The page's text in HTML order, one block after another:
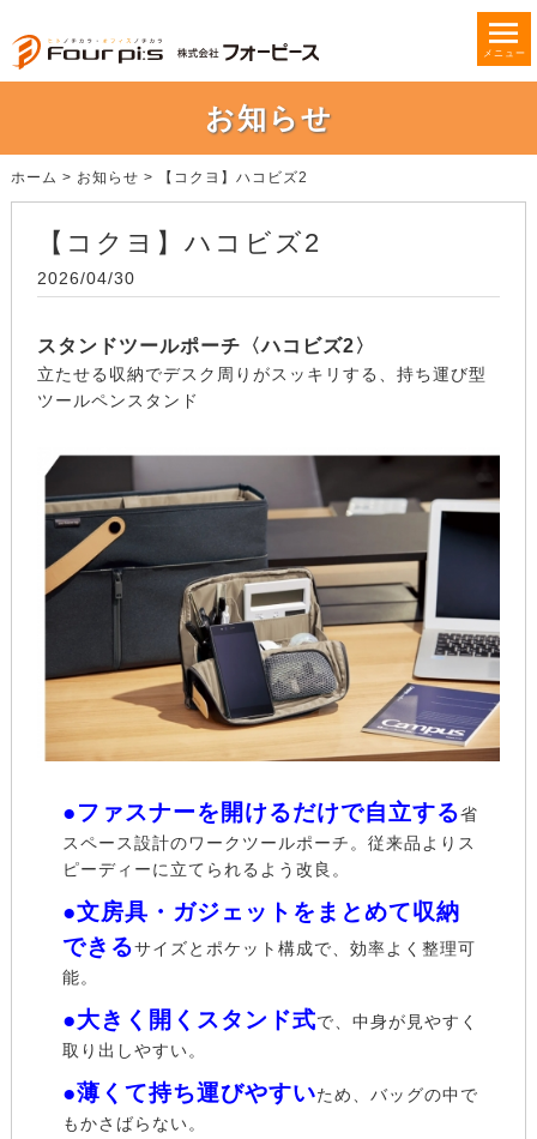
メニュー
お知らせ
ホーム > お知らせ > 【コクヨ】ハコビズ2
【コクヨ】ハコビズ2
2026/04/30
スタンドツールポーチ〈ハコビズ2〉
立たせる収納でデスク周りがスッキリする、持ち運び型
ツールペンスタンド
●ファスナーを開けるだけで自立する省
スペース設計のワークツールポーチ。従来品よりス
ピーディーに立てられるよう改良。
●文房具・ガジェットをまとめて収納
できるサイズとポケット構成で、効率よく整理可
能。
●大きく開くスタンド式で、中身が見やすく
取り出しやすい。
●薄くて持ち運びやすいため、バッグの中で
もかさばらない。